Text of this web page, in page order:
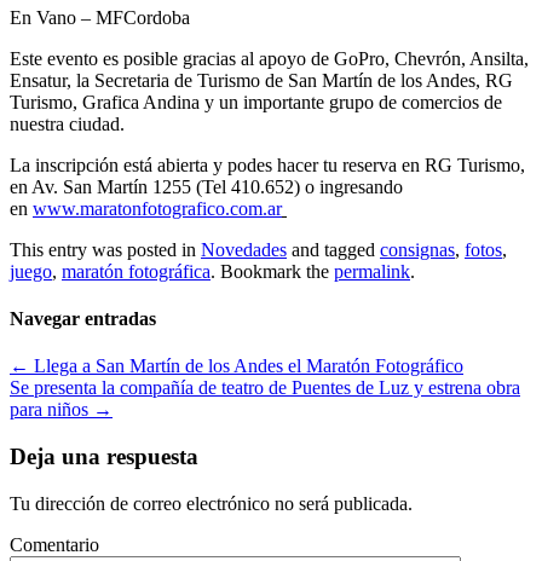
En Vano – MFCordoba
Este evento es posible gracias al apoyo de GoPro, Chevrón, Ansilta,
Ensatur, la Secretaria de Turismo de San Martín de los Andes, RG
Turismo, Grafica Andina y un importante grupo de comercios de
nuestra ciudad.
La inscripción está abierta y podes hacer tu reserva en RG Turismo,
en Av. San Martín 1255 (Tel 410.652) o ingresando
en www.maratonfotografico.com.ar
This entry was posted in Novedades and tagged consignas, fotos,
juego, maratón fotográfica. Bookmark the permalink.
Navegar entradas
← Llega a San Martín de los Andes el Maratón Fotográfico
Se presenta la compañía de teatro de Puentes de Luz y estrena obra
para niños →
Deja una respuesta
Tu dirección de correo electrónico no será publicada.
Comentario